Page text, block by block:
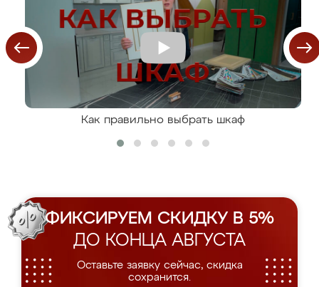
Как правильно выбрать шкаф
ФИКСИРУЕМ СКИДКУ В 5%
ДО КОНЦА АВГУСТА
Оставьте заявку сейчас, скидка
сохранится.